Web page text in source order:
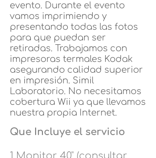
evento. Durante el evento
vamos imprimiendo y
presentando todas las fotos
para que puedan ser
retiradas. Trabajamos con
impresoras termales Kodak
asegurando calidad superior
en impresión. Simil
Laboratorio. No necesitamos
cobertura Wii ya que llevamos
nuestra propia Internet.
Que Incluye el servicio